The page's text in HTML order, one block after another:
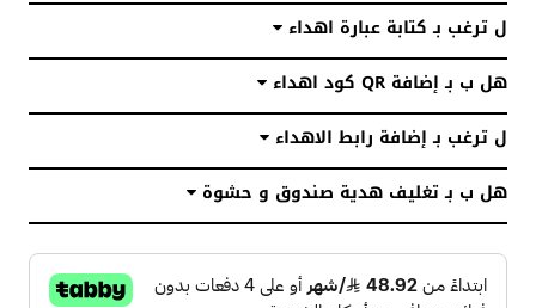
ل ترغب بـ كتابة عبارة اهداء
هل ب بـ إضافة QR كود اهداء
ل ترغب بـ إضافة رابط الاهداء
هل ب بـ تغليف هدية صندوق و حشوة